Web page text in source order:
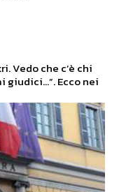
Vedo che c’è chi
giudici…”. Ecco nei